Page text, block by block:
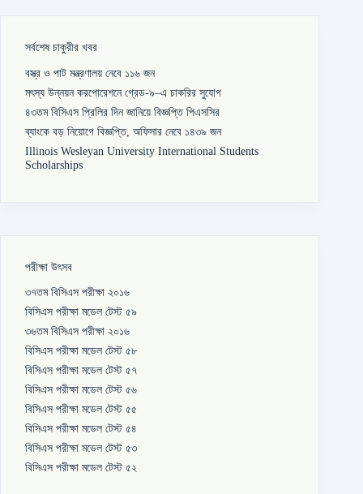
সর্বশেষ চাকুরীর খবর
বস্ত্র ও পাট মন্ত্রণালয় নেবে ১১৬ জন
মৎস্য উন্নয়ন করপোরেশনে গ্রেড-৯–এ চাকরির সুযোগ
৪৩তম বিসিএস প্রিলির দিন জানিয়ে বিজ্ঞপ্তি পিএসসির
ব্যাংকে বড় নিয়োগে বিজ্ঞপ্তি, অফিসার নেবে ১৪৩৯ জন
Illinois Wesleyan University International Students
Scholarships
পরীক্ষা উৎসব
৩৭তম বিসিএস পরীক্ষা ২০১৬
বিসিএস পরীক্ষা মডেল টেস্ট ৫৯
৩৬তম বিসিএস পরীক্ষা ২০১৬
বিসিএস পরীক্ষা মডেল টেস্ট ৫৮
বিসিএস পরীক্ষা মডেল টেস্ট ৫৭
বিসিএস পরীক্ষা মডেল টেস্ট ৫৬
বিসিএস পরীক্ষা মডেল টেস্ট ৫৫
বিসিএস পরীক্ষা মডেল টেস্ট ৫৪
বিসিএস পরীক্ষা মডেল টেস্ট ৫৩
বিসিএস পরীক্ষা মডেল টেস্ট ৫২